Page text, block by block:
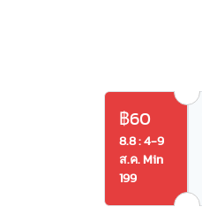
฿60
8.8 : 4-9
ส.ค. Min
199